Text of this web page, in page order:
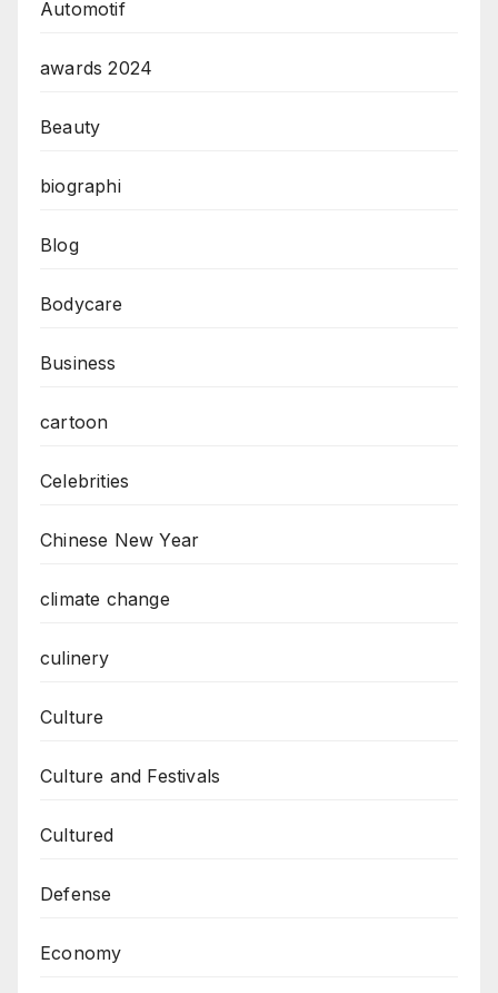
Automotif
awards 2024
Beauty
biographi
Blog
Bodycare
Business
cartoon
Celebrities
Chinese New Year
climate change
culinery
Culture
Culture and Festivals
Cultured
Defense
Economy